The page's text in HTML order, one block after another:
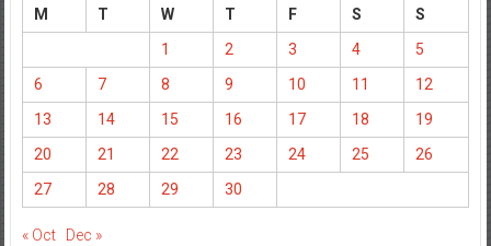
M
T W T F S
S
1
2 3 4
5
6
7 8 9 10 11
12
13
14 15 16 17 18
19
20
21 22 23 24 25
26
27
28 29 30
« Oct Dec »